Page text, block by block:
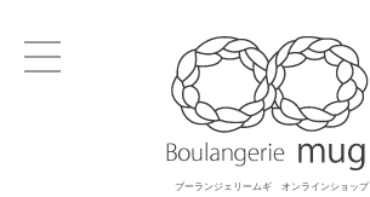
ブーランジェリームギ オンラインショップ